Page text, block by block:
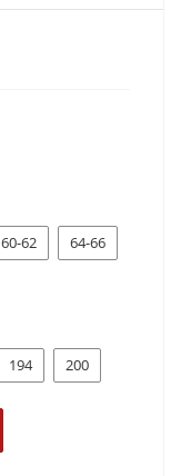
60-62 64-66
194 200